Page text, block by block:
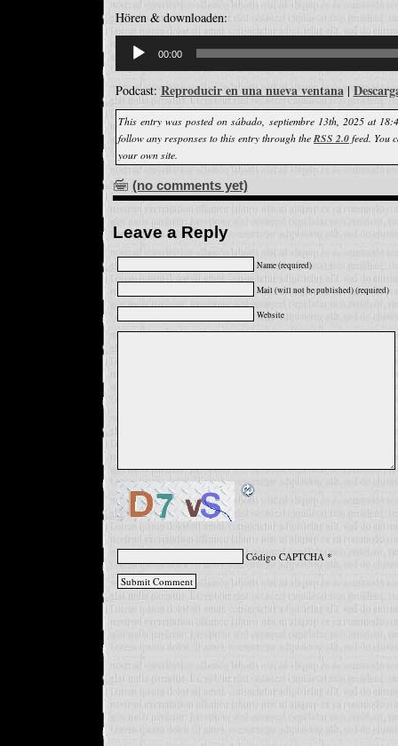
Hören & downloaden:
audio
00:00
Podcast: Reproducir en una nueva ventana|
This entry was posted on sábado, septiembre 13th, 2025 at
follow any responses to this entry through theRSS 2.0feed. You
your own site.
(no comments yet)
Leave a Reply
Name (required)
Mail (will not be published) (required)
Website
Código CAPTCHA*